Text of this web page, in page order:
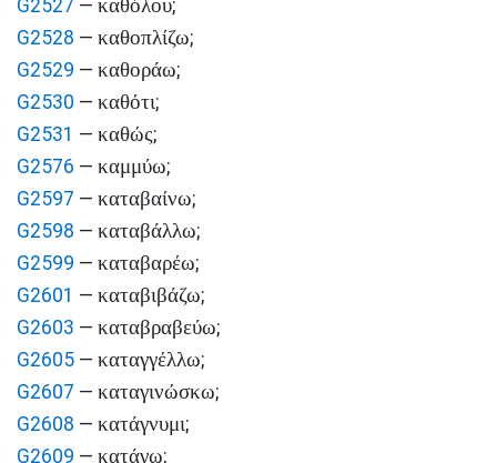
G2527 — καθόλου;
G2528 — καθοπλίζω;
G2529 — καθοράω;
G2530 — καθότι;
G2531 — καθώς;
G2576 — καμμύω;
G2597 — καταβαίνω;
G2598 — καταβάλλω;
G2599 — καταβαρέω;
G2601 — καταβιβάζω;
G2603 — καταβραβεύω;
G2605 — καταγγέλλω;
G2607 — καταγινώσκω;
G2608 — κατάγνυμι;
G2609 — κατάγω;